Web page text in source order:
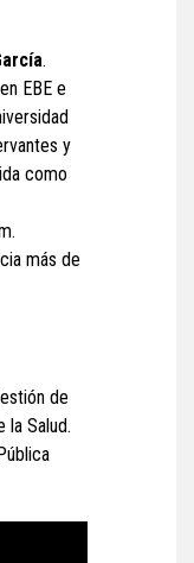
.
EBE e
y
como
más de
de
la Salud.